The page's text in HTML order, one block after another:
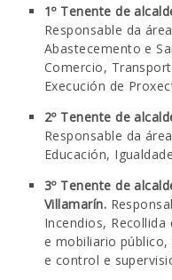
1º Tenente de
Responsable da
Abastecemento e
Comercio,
Execución de
2º Tenente de
Responsable da
Educación,
3º Tenente de
Villamarín.
Incendios,
e mobiliario
e control e